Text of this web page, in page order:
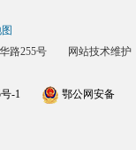
路255号 网站技术维护
-1
鄂公网安备